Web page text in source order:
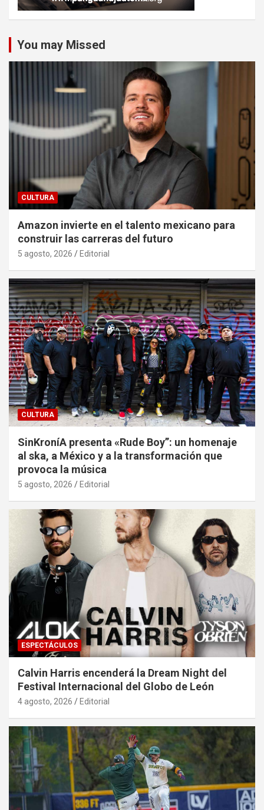
You may Missed
CULTURA
Amazon invierte en el talento mexicano para
construir las carreras del futuro
5 agosto, 2026 Editorial
CULTURA
SinKroníA presenta «Rude Boy”: un homenaje
al ska, a México y a la transformación que
provoca la música
5 agosto, 2026 Editorial
ESPECTÁCULOS
Calvin Harris encenderá la Dream Night del
Festival Internacional del Globo de León
4 agosto, 2026 Editorial